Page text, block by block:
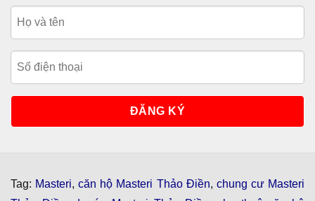
Tag: Masteri,căn hộ Masteri Thảo Điền, chung cư Masteri